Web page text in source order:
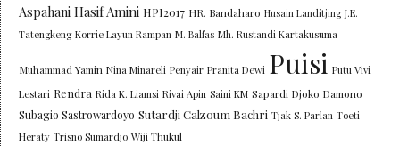
Aspahani Hasif Amini HPI2017 HR. Bandaharo Husain Landitjing J.E.
Tatengkeng Korrie Layun Rampan M. Balfas Mh. Rustandi Kartakusuma
Muhammad Yamin Nina Minareli Penyair Pranita Dewi Puisi Putu Vivi
Lestari Rendra Rida K. Liamsi Rivai Apin Saini KM Sapardi Djoko Damono
Subagio Sastrowardoyo Sutardji Calzoum Bachri Tjak S. Parlan Toeti
Heraty Trisno Sumardjo Wiji Thukul